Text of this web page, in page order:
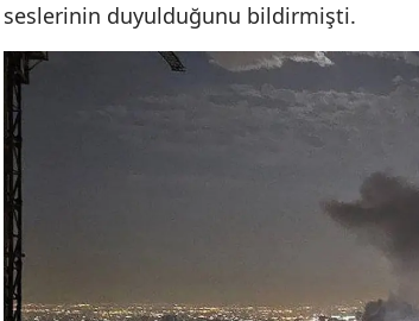
seslerinin duyulduğunu bildirmişti.